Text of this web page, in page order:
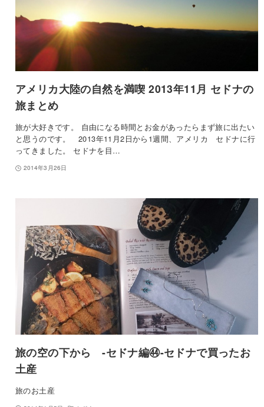
アメリカ大陸の自然を満喫 2013年11月 セドナの
旅まとめ
旅が大好きです。 自由になる時間とお金があったらまず旅に出たい
と思うのです。 2013年11月2日から1週間、アメリカ セドナに行
ってきました。 セドナを目…
2014年3月26日
旅の空の下から -セドナ編㊹-セドナで買ったお
土産
旅のお土産